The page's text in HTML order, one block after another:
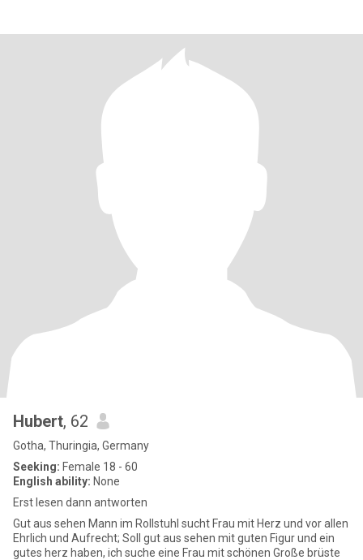
Hubert, 62
Gotha, Thuringia, Germany
Seeking: Female 18 - 60
English ability: None
Erst lesen dann antworten
Gut aus sehen Mann im Rollstuhl sucht Frau mit Herz und vor allen
Ehrlich und Aufrecht; Soll gut aus sehen mit guten Figur und ein
gutes herz haben, ich suche eine Frau mit schönen Große brüste